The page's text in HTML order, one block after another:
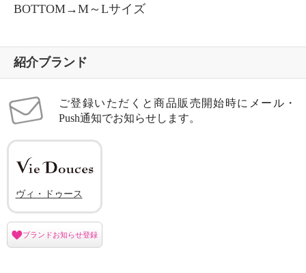
BOTTOM→M～Lサイズ
紹介ブランド
ご登録いただくと商品販売開始時にメール・
Push通知でお知らせします。
ヴィ・ドゥース
ブランドお知らせ登録